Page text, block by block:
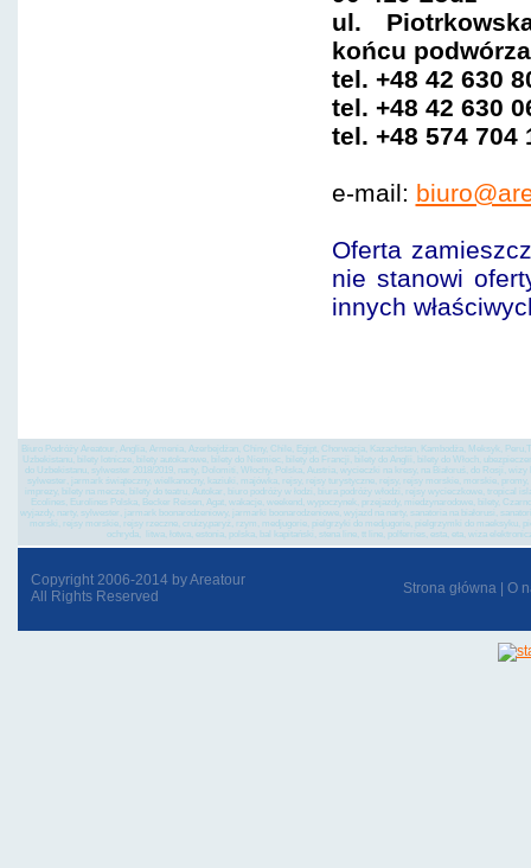
ul.
końcu
tel. +48 42 630
tel. +48 42 630
tel. +48 574 704
e-mail:
Oferta
nie stanowi
innych
Biuro Podróży Areatour, Anglia, Armenia, Azerbejdżan, Chiny, Chile, Egipt, Chorwacja, Kazachstan, Kambodża, Meksyk,
Uzbekistanu, bilety lotnicze, bilety autokarowe, bilety do Niemiec, bilety do Francji, bilety do Anglii, bilety do Włoch,
do Uzbekistanu, sylwester 2018/2019, narty, Dolomiti, Włochy, Polska, Austria, wycieczki na kresy, na Białoruś, do Rosji,
sylwester, jarmark świąteczny, wielkanocny, kaziuki, majówka, rejsy, rejsy turystyczne, rejsy, rejsy morskie, morskie,
imprezy, bilety na mecze, bilety do teatru, Autokar, biuro podróży w łodzi, biura podróży włodzi, rejsy wycieczkowe,
Ecolines, Eurolines Polska, Becker Reisen, Agat, wakacje, weekend, wypoczynek, przejazdy, miedzynarodowe, bilety,
wyjazdy, narty, sylwester, jarmark boonarodzeniowy, jarmarki boonarodzeniowe, wyjazd na narty, sanatoria na białorusi,
morski, rejsy morskie, rejsy rzeczne, cruizy,paryż, rzym, medjugorie, pielgrzyki do medjugorie, pielgrzymki do maeksyku,
ochryda, litwa, łotwa, estonia, polska, bal kapitański, stena line, tt line, polferries, esta, eta, wiza
Copyright 2006-2014 by Areatour
All Rights Reserved
Strona główna O